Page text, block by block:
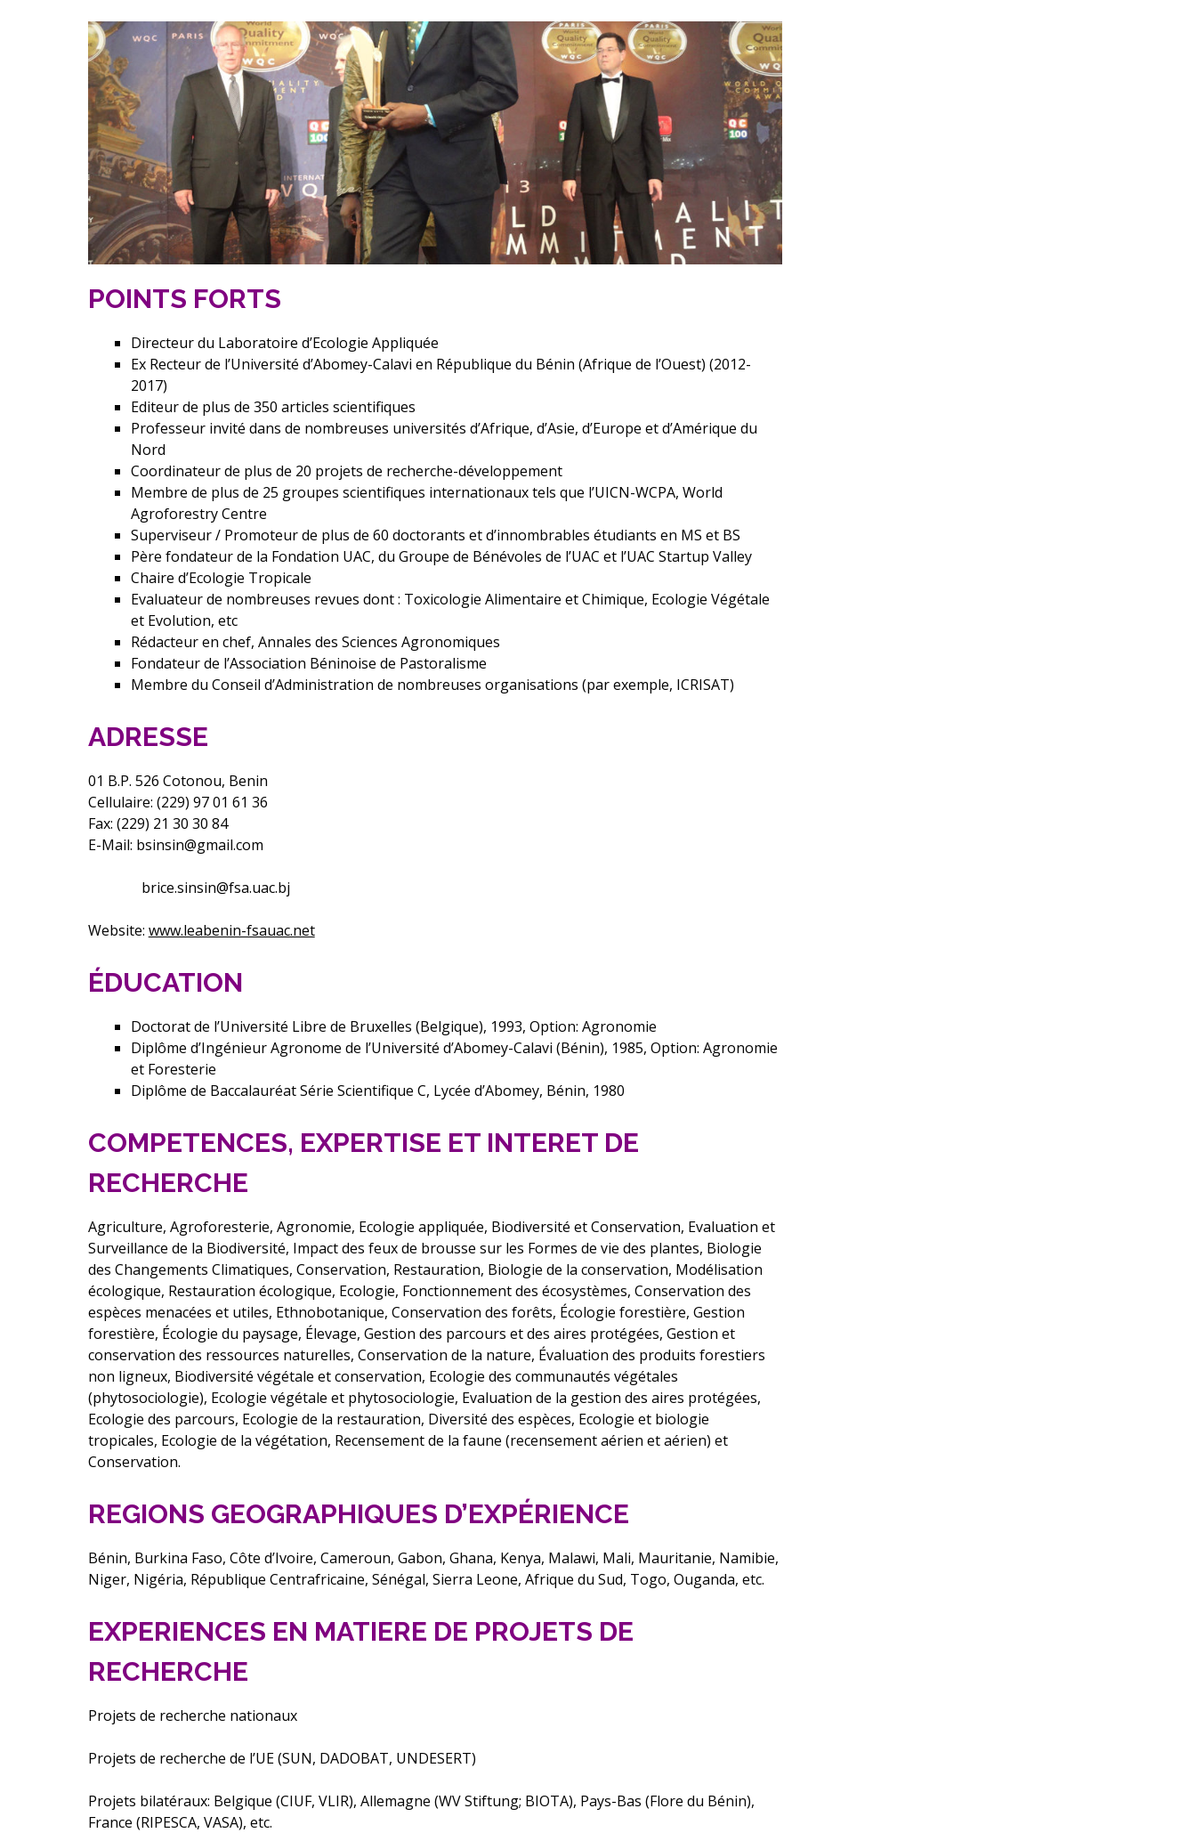
POINTS FORTS
Directeur du Laboratoire d’Ecologie Appliquée
Ex Recteur de l’Université d’Abomey-Calavi en République du Bénin (Afrique de l’Ouest) (2012-
2017)
Editeur de plus de 350 articles scientifiques
Professeur invité dans de nombreuses universités d’Afrique, d’Asie, d’Europe et d’Amérique du
Nord
Coordinateur de plus de 20 projets de recherche-développement
Membre de plus de 25 groupes scientifiques internationaux tels que l’UICN-WCPA, World
Agroforestry Centre
Superviseur / Promoteur de plus de 60 doctorants et d’innombrables étudiants en MS et BS
Père fondateur de la Fondation UAC, du Groupe de Bénévoles de l’UAC et l’UAC Startup Valley
Chaire d’Ecologie Tropicale
Evaluateur de nombreuses revues dont : Toxicologie Alimentaire et Chimique, Ecologie Végétale
et Evolution, etc
Rédacteur en chef, Annales des Sciences Agronomiques
Fondateur de l’Association Béninoise de Pastoralisme
Membre du Conseil d’Administration de nombreuses organisations (par exemple, ICRISAT)
ADRESSE
01 B.P. 526 Cotonou, Benin
Cellulaire: (229) 97 01 61 36
Fax: (229) 21 30 30 84
E-Mail: bsinsin@gmail.com
brice.sinsin@fsa.uac.bj
Website: www.leabenin-fsauac.net
ÉDUCATION
Doctorat de l’Université Libre de Bruxelles (Belgique), 1993, Option: Agronomie
Diplôme d’Ingénieur Agronome de l’Université d’Abomey-Calavi (Bénin), 1985, Option: Agronomie
et Foresterie
Diplôme de Baccalauréat Série Scientifique C, Lycée d’Abomey, Bénin, 1980
COMPETENCES, EXPERTISE ET INTERET DE
RECHERCHE
Agriculture, Agroforesterie, Agronomie, Ecologie appliquée, Biodiversité et Conservation, Evaluation et
Surveillance de la Biodiversité, Impact des feux de brousse sur les Formes de vie des plantes, Biologie
des Changements Climatiques, Conservation, Restauration, Biologie de la conservation, Modélisation
écologique, Restauration écologique, Ecologie, Fonctionnement des écosystèmes, Conservation des
espèces menacées et utiles, Ethnobotanique, Conservation des forêts, Écologie forestière, Gestion
forestière, Écologie du paysage, Élevage, Gestion des parcours et des aires protégées, Gestion et
conservation des ressources naturelles, Conservation de la nature, Évaluation des produits forestiers
non ligneux, Biodiversité végétale et conservation, Ecologie des communautés végétales
(phytosociologie), Ecologie végétale et phytosociologie, Evaluation de la gestion des aires protégées,
Ecologie des parcours, Ecologie de la restauration, Diversité des espèces, Ecologie et biologie
tropicales, Ecologie de la végétation, Recensement de la faune (recensement aérien et aérien) et
Conservation.
REGIONS GEOGRAPHIQUES D’EXPÉRIENCE
Bénin, Burkina Faso, Côte d’Ivoire, Cameroun, Gabon, Ghana, Kenya, Malawi, Mali, Mauritanie, Namibie,
Niger, Nigéria, République Centrafricaine, Sénégal, Sierra Leone, Afrique du Sud, Togo, Ouganda, etc.
EXPERIENCES EN MATIERE DE PROJETS DE
RECHERCHE
Projets de recherche nationaux
Projets de recherche de l’UE (SUN, DADOBAT, UNDESERT)
Projets bilatéraux: Belgique (CIUF, VLIR), Allemagne (WV Stiftung; BIOTA), Pays-Bas (Flore du Bénin),
France (RIPESCA, VASA), etc.